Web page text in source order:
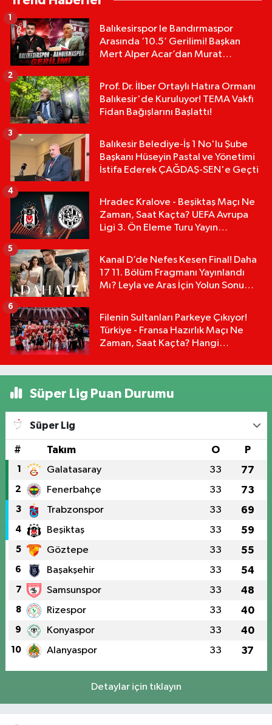
Balıkesirspor le Bandırmaspor
Arasında ‘10.5’ Gerilimi! Başkan
Mert Alper Acar’dan Murat
1
Prof. Dr. İlber Ortaylı Hatıra Ormanı
Balıkesir'de Kuruluyor! TEMA Vakfı
Fidan Bağışlarını Başlattı!
2
Balıkesir Belediye-İş 1 No'lu Şube
Başkanı Hüseyin Pastal ve Yönetimi
İstifa Ederek ÇAĞDAŞ-SEN'e Geçti
3
Hradec Kralove - Beşiktaş Maçı Ne
Zaman, Saat Kaçta? UEFA Avrupa
Ligi 3. Ön Eleme Turu Yayın
4
Kanal D’de Nefes Kesen Final! Daha
17 11. Bölüm Fragmanı Yayınlandı
Mı? Leyla ve Aras İçin Yolun Sonu
5
Filenin Sultanları Parkeye Çıkıyor!
Türkiye - Fransa Hazırlık Maçı Ne
Zaman, Saat Kaçta? Hangi
6
Süper Lig Puan Durumu
Süper Lig
# Takım O P
1 Galatasaray 33 77
2 Fenerbahçe 33 73
3 Trabzonspor 33 69
4 Beşiktaş 33 59
5 Göztepe 33 55
6 Başakşehir 33 54
7 Samsunspor 33 48
8 Rizespor 33 40
9 Konyaspor 33 40
10 Alanyaspor 33 37
Detaylar için tıklayın